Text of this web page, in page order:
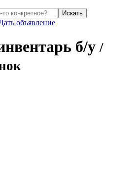
Искать
объявление
б/у/